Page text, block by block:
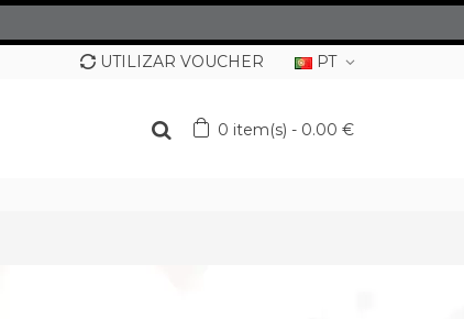
PT
UTILIZAR VOUCHER
0 item(s) - 0.00 €